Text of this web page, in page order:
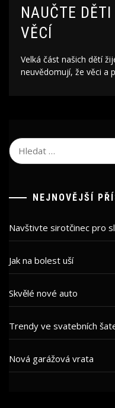
NAUČTE
VĚCÍ
Velká část našich dětí
neuvědomují, že věci a
Vyhledávání
NEJNOVĚJŠÍ
Navštivte sirotčinec pro
Jak na bolest uší
Skvělé nové auto
Trendy ve svatebních
Nová garážová vrata